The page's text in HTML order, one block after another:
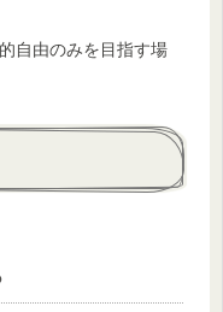
自由のみを目指す場